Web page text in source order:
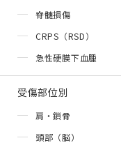
脊髄損傷
CRPS（RSD）
急性硬膜下血腫
受傷部位別
肩・鎖骨
頭部（脳）